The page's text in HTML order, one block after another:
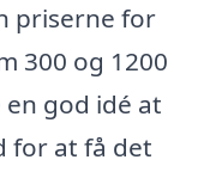
priserne for
300 og 1200
god idé at
for at få det